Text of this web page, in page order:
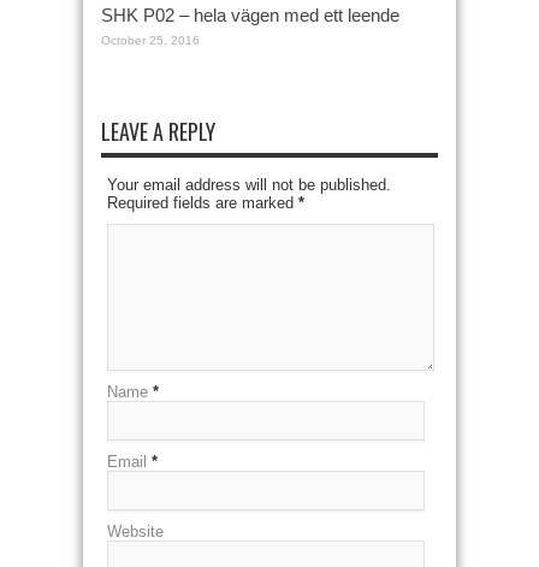
SHK P02 – hela vägen med ett leende
October 25, 2016
LEAVE A REPLY
Your email address will not be published.
Required fields are marked *
Name *
Email *
Website